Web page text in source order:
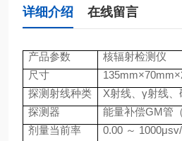
详细介绍 在线留言
产品参数
核辐射检测仪
尺寸
135mm×70mm×
探测射线种类
X射线、γ射线
探测器
能量补偿GM管
剂量当前率
0.00 ～ 1000μ